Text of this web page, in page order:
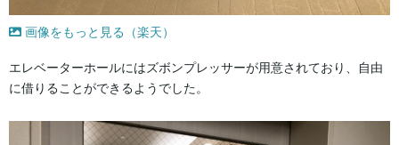
画像をもっと見る（楽天）
エレベーターホールにはズボンプレッサーが用意されており、自由
に借りることができるようでした。